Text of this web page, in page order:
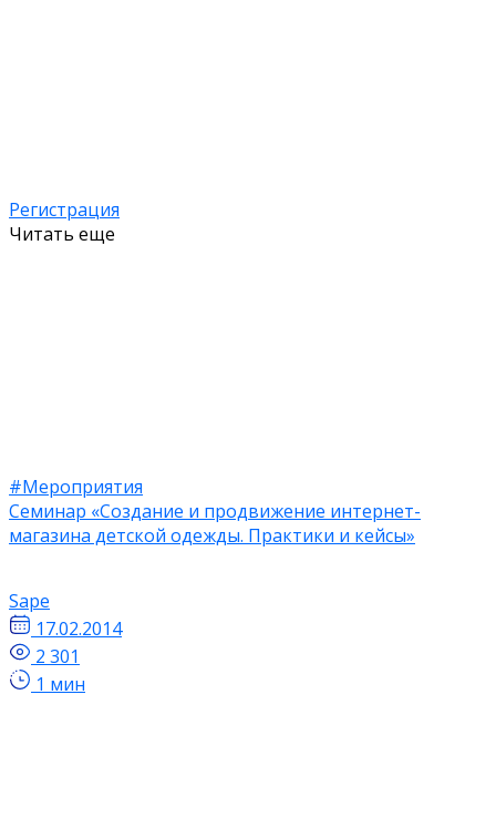
Регистрация
Читать еще
#Мероприятия
Семинар «Создание и продвижение интернет-
магазина детской одежды. Практики и кейсы»
Sape
17.02.2014
2 301
1 мин